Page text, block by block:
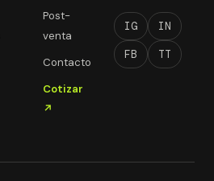
Post-
venta
Contacto
Cotizar
↗
IG IN
FB TT